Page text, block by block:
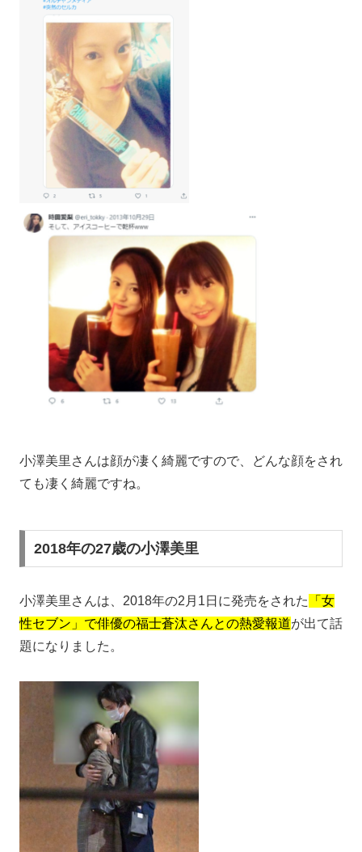
小澤美里さんは顔が凄く綺麗ですので、どんな顔をされ
ても凄く綺麗ですね。
2018年の27歳の小澤美里
小澤美里さんは、2018年の2月1日に発売をされた
「女
性セブン」で俳優の福士蒼汰さんとの熱愛報道が出て話
題になりました。